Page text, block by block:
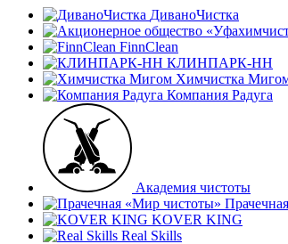
ДиваноЧистка
FinnClean
КЛИНПАРК-НН
Химчистка
Компания Радуга
Академия чистоты
KOVER KING
Real Skills